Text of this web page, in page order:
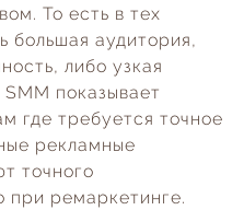
То есть в тех
большая аудитория,
либо узкая
показывает
где требуется точное
рекламные
точного
при ремаркетинге.